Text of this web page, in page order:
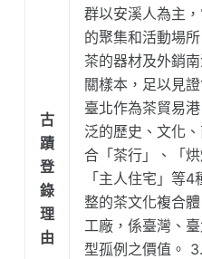
古
蹟
登
錄
理
由
群以安溪人為主
的聚集和活動場
茶的器材及外銷
關樣本，足以見
臺北作為茶貿易
泛的歷史、文化
合「茶行」、「
「主人住宅」等
整的茶文化複合
工廠，係臺灣、
型孤例之價值。